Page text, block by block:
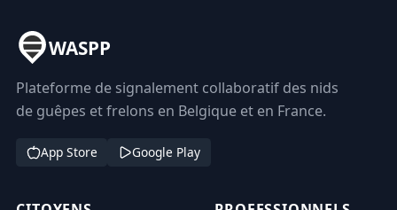
WASPP
Plateforme de signalement collaboratif des nids
de guêpes et frelons en Belgique et en France.
App Store Google Play